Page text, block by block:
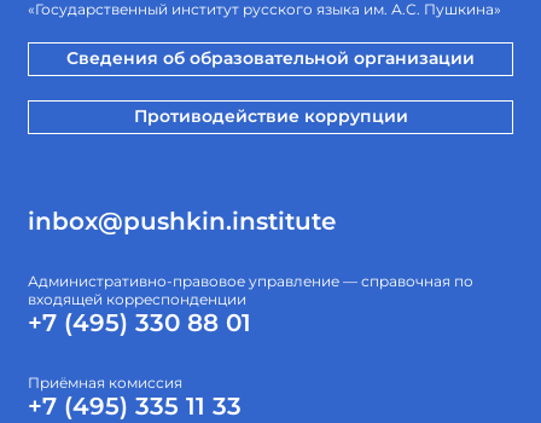
«Государственный институт русского языка им. А.С. Пушкина»
Сведения об образовательной организации
Противодействие коррупции
inbox@pushkin.institute
Административно-правовое управление — справочная по
входящей корреспонденции
+7 (495) 330 88 01
Приёмная комиссия
+7 (495) 335 11 33